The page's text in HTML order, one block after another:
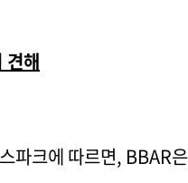
견해
파크에 따르면, BBAR